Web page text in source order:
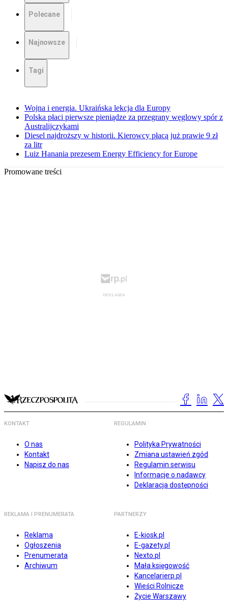
Polecane
Najnowsze
Tagi
Wojna i energia. Ukraińska lekcja dla Europy
Polska płaci pierwsze pieniądze za przegrany węglowy spór z
Australijczykami
Diesel najdroższy w historii. Kierowcy płacą już prawie 9 zł
za litr
Luiz Hanania prezesem Energy Efficiency for Europe
Promowane treści
KONTAKT
O nas
Kontakt
Napisz do nas
REGULAMIN
Polityka Prywatności
Zmiana ustawień zgód
Regulamin serwisu
Informacje o nadawcy
Deklaracja dostępności
REKLAMA I PRENUMERATA
Reklama
Ogłoszenia
Prenumerata
Archiwum
PARTNERZY
E-kiosk.pl
E-gazety.pl
Nexto.pl
Mała księgowość
Kancelarierp.pl
Wieści Rolnicze
Życie Warszawy